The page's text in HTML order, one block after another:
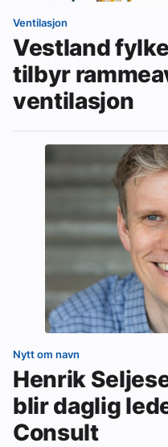
Ventilasjon
Vestland
tilbyr
ventilasjon
Nytt om navn
Henrik
blir daglig
Consult